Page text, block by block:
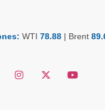
WTI 78.88 | Brent